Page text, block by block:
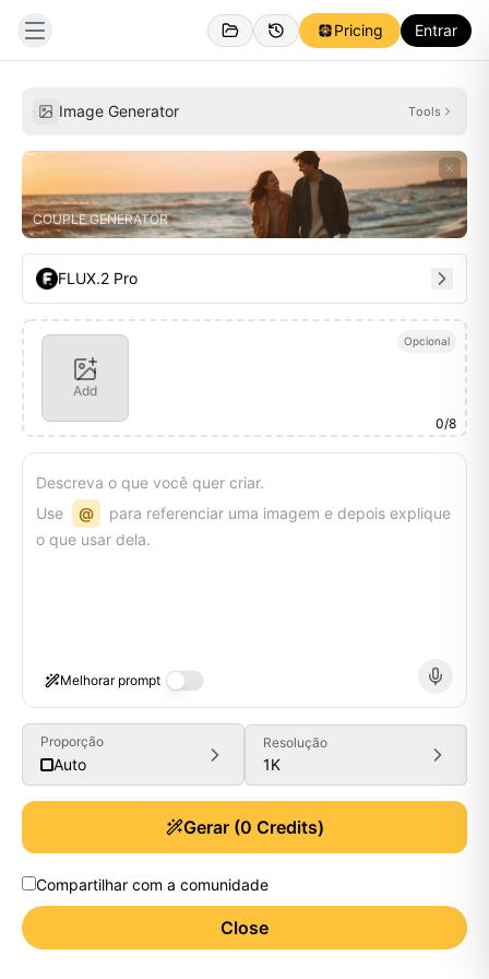
Pricing Entrar
Image Generator Tools
COUPLE GENERATOR
FLUX.2 Pro
Opcional
Add
0/8
Descreva o que você quer criar.
Use
@
para referenciar uma imagem e depois explique
o que usar dela.
Melhorar prompt
Proporção
Auto
Resolução
1K
Gerar(0 Credits)
Compartilhar com a comunidade
Close
Generate